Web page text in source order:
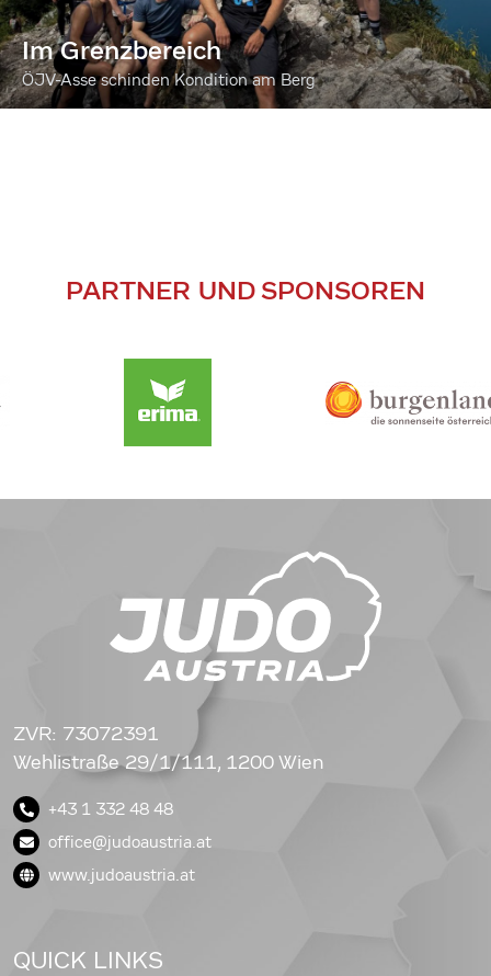
Im Grenzbereich
ÖJV-Asse schinden Kondition am Berg
PARTNER UND SPONSOREN
ZVR: 73072391
Wehlistraße 29/1/111, 1200 Wien
+43 1 332 48 48
office@judoaustria.at
www.judoaustria.at
QUICK LINKS